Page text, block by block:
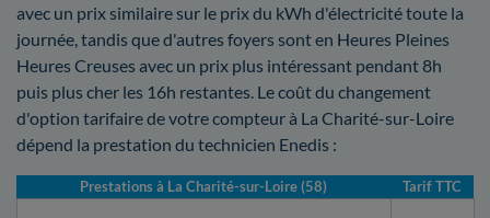
avec un prix similaire sur le prix du kWh d'électricité toute la
journée, tandis que d'autres foyers sont en Heures Pleines
Heures Creuses avec un prix plus intéressant pendant 8h
puis plus cher les 16h restantes. Le coût du changement
d'option tarifaire de votre compteur à La Charité-sur-Loire
dépend la prestation du technicien Enedis :
Prestations à La Charité-sur-Loire (58) Tarif TTC